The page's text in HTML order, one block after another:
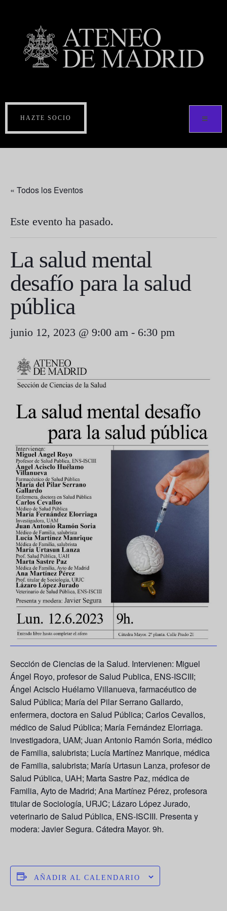
HAZTE SOCIO
« Todos los Eventos
Este evento ha pasado.
La salud mental
desafío para la salud
pública
junio 12, 2023 @ 9:00 am - 6:30 pm
Sección de Ciencias de la Salud. Intervienen: Miguel
Ángel Royo, profesor de Salud Publica, ENS-ISCIII;
Ángel Acisclo Huélamo Villanueva, farmacéutico de
Salud Pública; María del Pilar Serrano Gallardo,
enfermera, doctora en Salud Pública; Carlos Cevallos,
médico de Salud Pública; María Fernández Elorriaga.
investigadora, UAM; Juan Antonio Ramón Soria, médico
de Familia, salubrista; Lucía Martínez Manrique, médica
de Familia, salubrista; María Urtasun Lanza, profesor de
Salud Pública, UAH; Marta Sastre Paz, médica de
Familia, Ayto de Madrid; Ana Martínez Pérez, profesora
titular de Sociología, URJC; Lázaro López Jurado,
veterinario de Salud Pública, ENS-ISCIII. Presenta y
modera: Javier Segura. Cátedra Mayor. 9h.
AÑADIR AL CALENDARIO